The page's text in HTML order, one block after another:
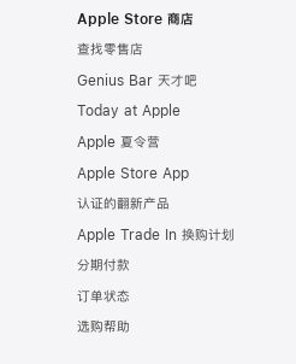
Apple Store 商店
查找零售店
Genius Bar 天才吧
Today at Apple
Apple 夏令营
Apple Store App
认证的翻新产品
Apple Trade In 换购计划
分期付款
订单状态
选购帮助